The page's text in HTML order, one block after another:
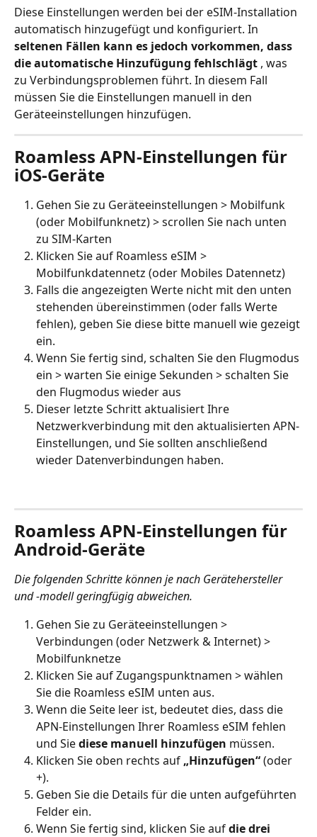
Diese Einstellungen werden bei der eSIM-Installation
automatisch hinzugefügt und konfiguriert. In
seltenen Fällen kann es jedoch vorkommen, dass
die automatische Hinzufügung fehlschlägt , was
zu Verbindungsproblemen führt. In diesem Fall
müssen Sie die Einstellungen manuell in den
Geräteeinstellungen hinzufügen.
Roamless APN-Einstellungen für
iOS-Geräte
Gehen Sie zu Geräteeinstellungen > Mobilfunk
(oder Mobilfunknetz) > scrollen Sie nach unten
zu SIM-Karten
Klicken Sie auf Roamless eSIM >
Mobilfunkdatennetz (oder Mobiles Datennetz)
Falls die angezeigten Werte nicht mit den unten
stehenden übereinstimmen (oder falls Werte
fehlen), geben Sie diese bitte manuell wie gezeigt
ein.
Wenn Sie fertig sind, schalten Sie den Flugmodus
ein > warten Sie einige Sekunden > schalten Sie
den Flugmodus wieder aus
Dieser letzte Schritt aktualisiert Ihre
Netzwerkverbindung mit den aktualisierten APN-
Einstellungen, und Sie sollten anschließend
wieder Datenverbindungen haben.
Roamless APN-Einstellungen für
Android-Geräte
Die folgenden Schritte können je nach Gerätehersteller
und -modell geringfügig abweichen.
Gehen Sie zu Geräteeinstellungen >
Verbindungen (oder Netzwerk & Internet) >
Mobilfunknetze
Klicken Sie auf Zugangspunktnamen > wählen
Sie die Roamless eSIM unten aus.
Wenn die Seite leer ist, bedeutet dies, dass die
APN-Einstellungen Ihrer Roamless eSIM fehlen
und Sie diese manuell hinzufügen müssen.
Klicken Sie oben rechts auf „Hinzufügen“ (oder
+).
Geben Sie die Details für die unten aufgeführten
Felder ein.
Wenn Sie fertig sind, klicken Sie auf die drei